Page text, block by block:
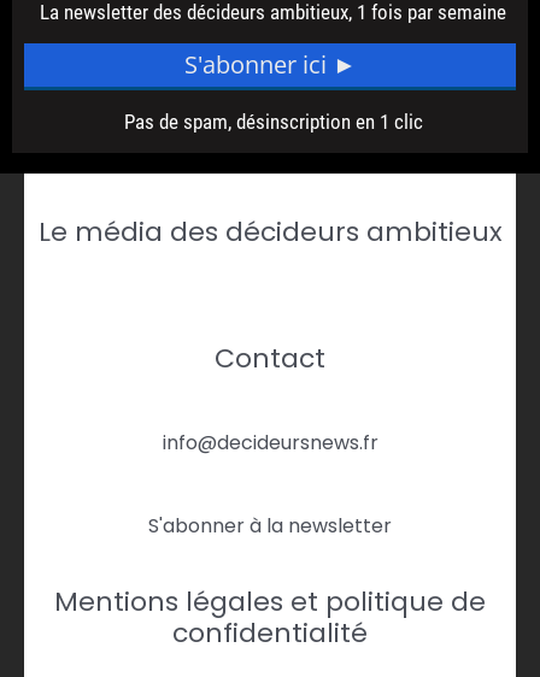
Le média des décideurs ambitieux
Contact
info@decideursnews.fr
S'abonner à la newsletter
Mentions légales et politique de
confidentialité